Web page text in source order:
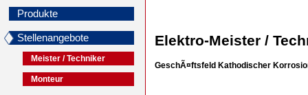
Produkte
Stellenangebote
Meister / Techniker
Monteur
Elektro-Meister /
GeschÃ¤ftsfeld Kathodischer